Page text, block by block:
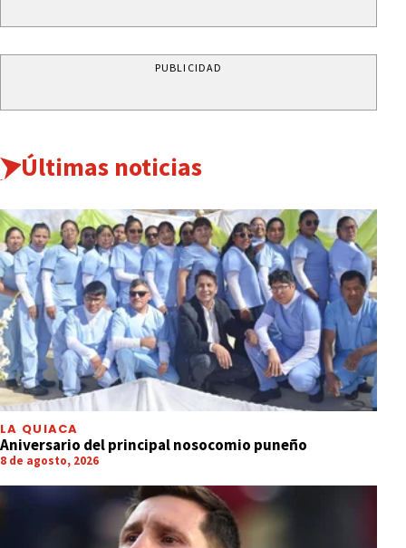
PUBLICIDAD
Últimas noticias
LA QUIACA
Aniversario del principal nosocomio puneño
8 de agosto, 2026